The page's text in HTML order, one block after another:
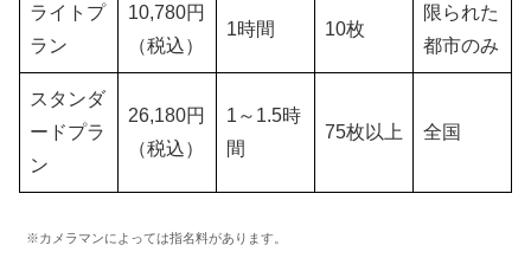
ライトプ
ラン
10,780円
（税込）
1時間 10枚
限られた
都市のみ
スタンダ
ードプラ
ン
26,180円
（税込）
1～1.5時
間
75枚以上 全国
※カメラマンによっては指名料があります。